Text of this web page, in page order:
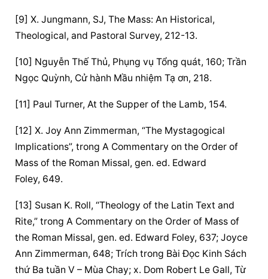
[9] X. Jungmann, SJ, The Mass: An Historical,
Theological, and Pastoral Survey, 212-13.
[10] Nguyễn Thế Thủ, Phụng vụ Tổng quát, 160; Trần
Ngọc Quỳnh, Cử hành Mầu nhiệm Tạ ơn, 218.
[11] Paul Turner, At the Supper of the Lamb, 154.
[12] X. Joy Ann Zimmerman, “The Mystagogical
Implications”, trong A Commentary on the Order of
Mass of the Roman Missal, gen. ed. Edward
Foley, 649.
[13] Susan K. Roll, “Theology of the Latin Text and
Rite,” trong A Commentary on the Order of Mass of
the Roman Missal, gen. ed. Edward Foley, 637; Joyce
Ann Zimmerman, 648; Trích trong Bài Đọc Kinh Sách
thứ Ba tuần V – Mùa Chay; x. Dom Robert Le Gall, Từ